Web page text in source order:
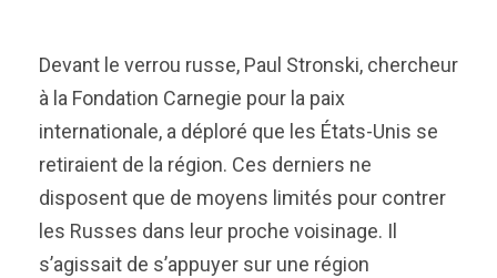
Devant le verrou russe, Paul Stronski, chercheur
à la Fondation Carnegie pour la paix
internationale, a déploré que les États-Unis se
retiraient de la région. Ces derniers ne
disposent que de moyens limités pour contrer
les Russes dans leur proche voisinage. Il
s’agissait de s’appuyer sur une région